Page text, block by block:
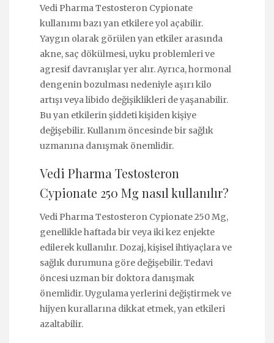
Vedi Pharma Testosteron Cypionate
kullanımı bazı yan etkilere yol açabilir.
Yaygın olarak görülen yan etkiler arasında
akne, saç dökülmesi, uyku problemleri ve
agresif davranışlar yer alır. Ayrıca, hormonal
dengenin bozulması nedeniyle aşırı kilo
artışı veya libido değişiklikleri de yaşanabilir.
Bu yan etkilerin şiddeti kişiden kişiye
değişebilir. Kullanım öncesinde bir sağlık
uzmanına danışmak önemlidir.
Vedi Pharma Testosteron
Cypionate 250 Mg nasıl kullanılır?
Vedi Pharma Testosteron Cypionate 250 Mg,
genellikle haftada bir veya iki kez enjekte
edilerek kullanılır. Dozaj, kişisel ihtiyaçlara ve
sağlık durumuna göre değişebilir. Tedavi
öncesi uzman bir doktora danışmak
önemlidir. Uygulama yerlerini değiştirmek ve
hijyen kurallarına dikkat etmek, yan etkileri
azaltabilir.